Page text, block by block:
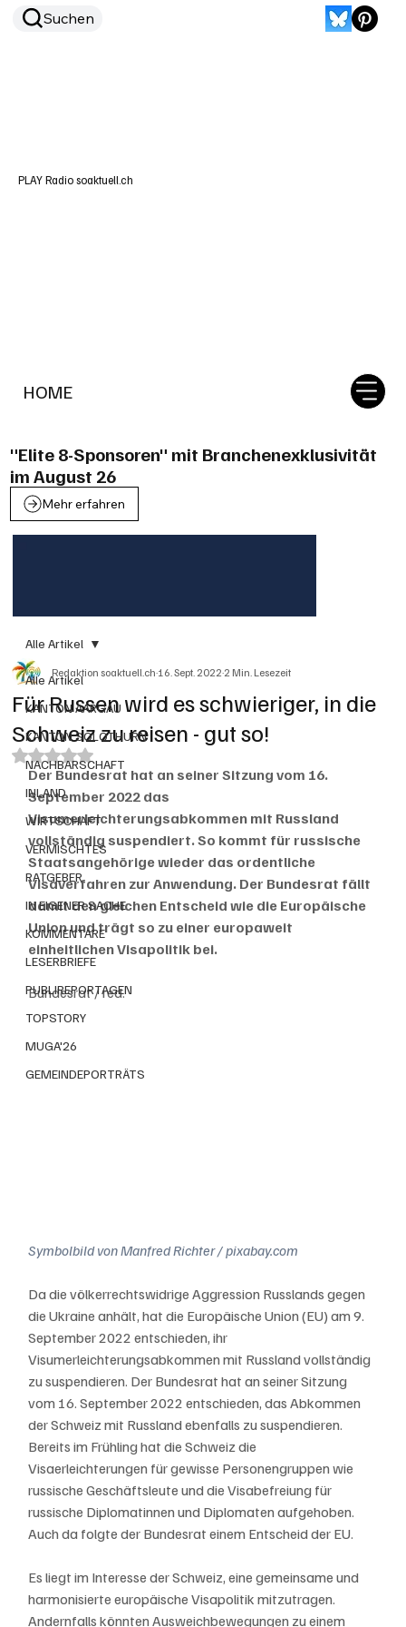
HOME
Suchen
PLAY Radio soaktuell.ch
"Elite 8-Sponsoren" mit Branchenexklusivität
im August 26
Mehr erfahren
Alle Artikel
KANTON AARGAU
KANTON SOLOTHURN
NACHBARSCHAFT
INLAND
WIRTSCHAFT
VERMISCHTES
RATGEBER
IN EIGENER SACHE
KOMMENTARE
LESERBRIEFE
PUBLIREPORTAGEN
TOPSTORY
MUGA'26
GEMEINDEPORTRÄTS
Alle Artikel
Für Russen wird es schwieriger, in die
Schweiz zu reisen - gut so!
Redaktion soaktuell.ch16. Sept. 20222 Min. Lesezeit
Mit NaN von 5 Sternen bewertet.
Der Bundesrat hat an seiner Sitzung vom 16.
September 2022 das
Visumerleichterungsabkommen mit Russland
vollständig suspendiert. So kommt für russische
Staatsangehörige wieder das ordentliche
Visaverfahren zur Anwendung. Der Bundesrat fällt
damit den gleichen Entscheid wie die Europäische
Union und trägt so zu einer europaweit
einheitlichen Visapolitik bei.
Bundesrat / red.
Symbolbild von Manfred Richter / pixabay.com
Da die völkerrechtswidrige Aggression Russlands gegen
die Ukraine anhält, hat die Europäische Union (EU) am 9.
September 2022 entschieden, ihr
Visumerleichterungsabkommen mit Russland vollständig
zu suspendieren. Der Bundesrat hat an seiner Sitzung
vom 16. September 2022 entschieden, das Abkommen
der Schweiz mit Russland ebenfalls zu suspendieren.
Bereits im Frühling hat die Schweiz die
Visaerleichterungen für gewisse Personengruppen wie
russische Geschäftsleute und die Visabefreiung für
russische Diplomatinnen und Diplomaten aufgehoben.
Auch da folgte der Bundesrat einem Entscheid der EU.
Es liegt im Interesse der Schweiz, eine gemeinsame und
harmonisierte europäische Visapolitik mitzutragen.
Andernfalls könnten Ausweichbewegungen zu einem